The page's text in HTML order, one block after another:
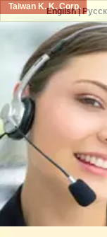
Taiwan K. K. Corp.
English|